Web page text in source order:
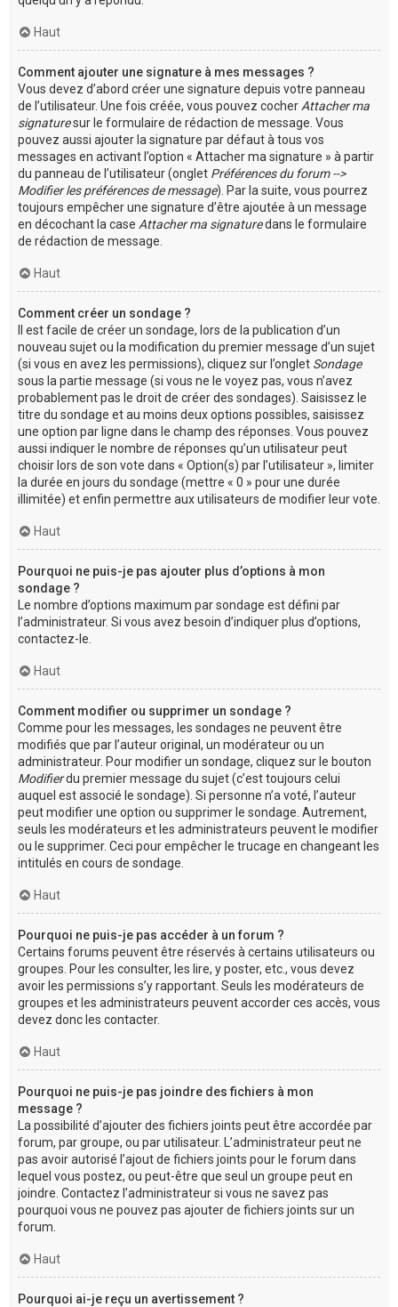
Haut
Comment ajouter une signature à mes messages ?
Vous devez d’abord créer une signature depuis votre panneau
de l’utilisateur. Une fois créée, vous pouvez cocher Attacher ma
signaturesur le formulaire de rédaction de message. Vous
pouvez aussi ajouter la signature par défaut à tous vos
messages en activant l’option « Attacher ma signature » à partir
du panneau de l’utilisateur (onglet Préférences du forum -->
Modifier les préférences de message). Par la suite, vous pourrez
toujours empêcher une signature d’être ajoutée à un message
en décochant la case Attacher ma signaturedans le formulaire
de rédaction de message.
Haut
Comment créer un sondage ?
Il est facile de créer un sondage, lors de la publication d’un
nouveau sujet ou la modification du premier message d’un sujet
(si vous en avez les permissions), cliquez sur l’onglet Sondage
sous la partie message (si vous ne le voyez pas, vous n’avez
probablement pas le droit de créer des sondages). Saisissez le
titre du sondage et au moins deux options possibles, saisissez
une option par ligne dans le champ des réponses. Vous pouvez
aussi indiquer le nombre de réponses qu’un utilisateur peut
choisir lors de son vote dans « Option(s) par l’utilisateur », limiter
la durée en jours du sondage (mettre « 0 » pour une durée
illimitée) et enfin permettre aux utilisateurs de modifier leur vote.
Haut
Pourquoi ne puis-je pas ajouter plus d’options à mon
sondage ?
Le nombre d’options maximum par sondage est défini par
l’administrateur. Si vous avez besoin d’indiquer plus d’options,
contactez-le.
Haut
Comment modifier ou supprimer un sondage ?
Comme pour les messages, les sondages ne peuvent être
modifiés que par l’auteur original, un modérateur ou un
administrateur. Pour modifier un sondage, cliquez sur le bouton
Modifierdu premier message du sujet (c’est toujours celui
auquel est associé le sondage). Si personne n’a voté, l’auteur
peut modifier une option ou supprimer le sondage. Autrement,
seuls les modérateurs et les administrateurs peuvent le modifier
ou le supprimer. Ceci pour empêcher le trucage en changeant les
intitulés en cours de sondage.
Haut
Pourquoi ne puis-je pas accéder à un forum ?
Certains forums peuvent être réservés à certains utilisateurs ou
groupes. Pour les consulter, les lire, y poster, etc., vous devez
avoir les permissions s’y rapportant. Seuls les modérateurs de
groupes et les administrateurs peuvent accorder ces accès, vous
devez donc les contacter.
Haut
Pourquoi ne puis-je pas joindre des fichiers à mon
message ?
La possibilité d’ajouter des fichiers joints peut être accordée par
forum, par groupe, ou par utilisateur. L’administrateur peut ne
pas avoir autorisé l’ajout de fichiers joints pour le forum dans
lequel vous postez, ou peut-être que seul un groupe peut en
joindre. Contactez l’administrateur si vous ne savez pas
pourquoi vous ne pouvez pas ajouter de fichiers joints sur un
forum.
Haut
Pourquoi ai-je reçu un avertissement ?